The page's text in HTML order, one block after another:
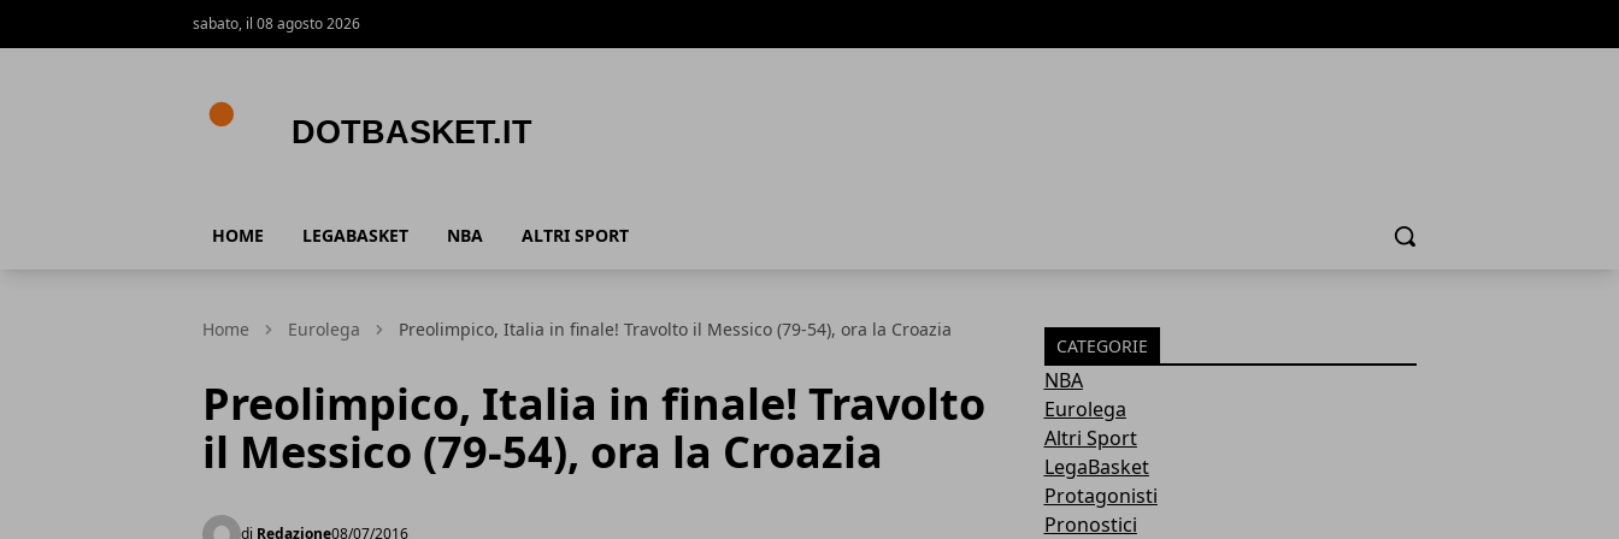
sabato, il 08 agosto 2026
HOME LEGABASKET NBA ALTRI SPORT Cerca
Home Eurolega Preolimpico, Italia in finale! Travolto il Messico (79-54), ora la Croazia
Preolimpico, Italia in finale! Travolto
il Messico (79-54), ora la Croazia
di Redazione08/07/2016
CATEGORIE
NBA
Eurolega
Altri Sport
LegaBasket
Protagonisti
Pronostici